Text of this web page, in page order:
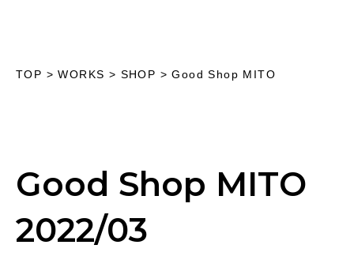
TOP >WORKS > SHOP >Good Shop MITO
Good Shop MITO
2022/03